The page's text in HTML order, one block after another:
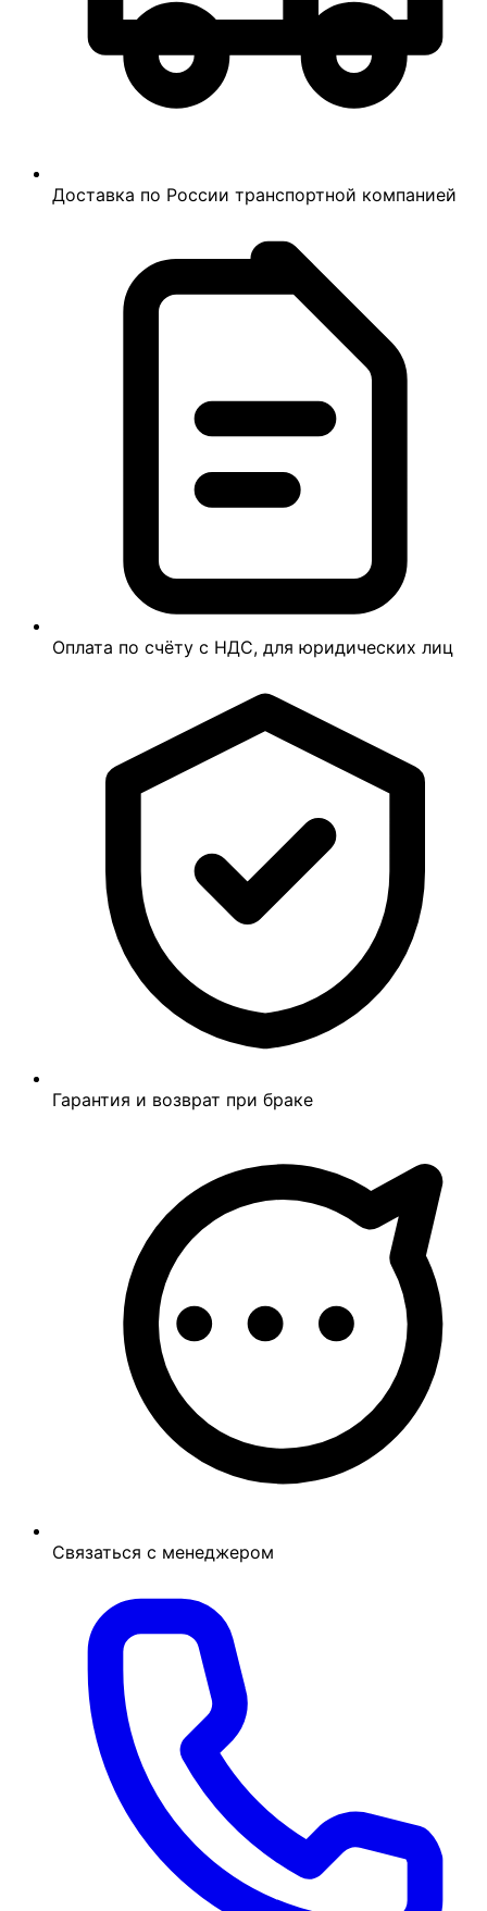
Доставка по России транспортной компанией
Оплата по счёту с НДС, для юридических лиц
Гарантия и возврат при браке
Связаться с менеджером